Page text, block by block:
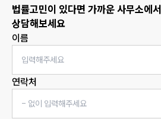
법률고민이 있다면 가까운 사무소에서
상담해보세요
이름
연락처